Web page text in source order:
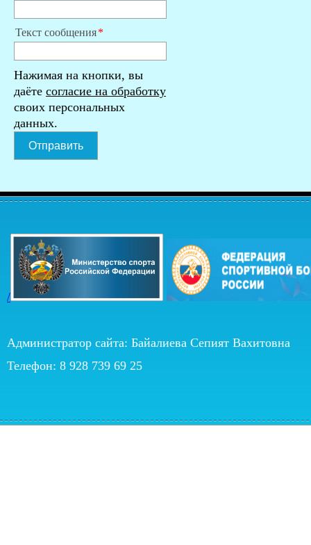
Текст сообщения
Нажимая на кнопки, вы
даёте согласие на обработку
своих персональных
данных.
Отправить
/
Администратор сайта: Байалиева Сепият Вахитовна
Телефон: 8 928 739 69 25